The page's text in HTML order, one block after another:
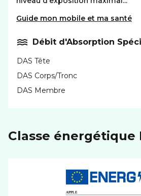
Guide mon mobile et ma santé
Débit d'Absorption
DAS Tête
DAS Corps/Tronc
DAS Membre
Classe énergétique